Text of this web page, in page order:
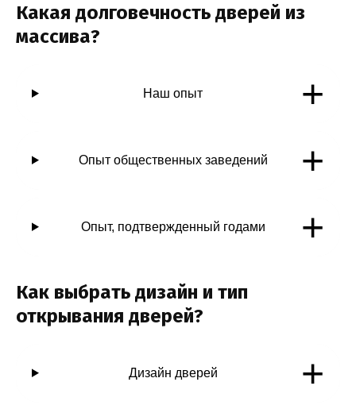
Какая долговечность дверей из
массива?
Наш опыт +
Опыт общественных заведений +
Опыт, подтвержденный годами +
Как выбрать дизайн и тип
открывания дверей?
Дизайн дверей +